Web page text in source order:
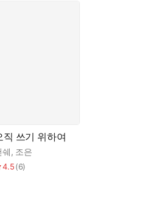
바꾸기 때문이다. 주인공들은 말한
만들어내 아무리 노력해도 메울 수
가족관계까지 다양한 영역을 다루는
직 쓰기 위하여
쉐, 조은
4.5(6)